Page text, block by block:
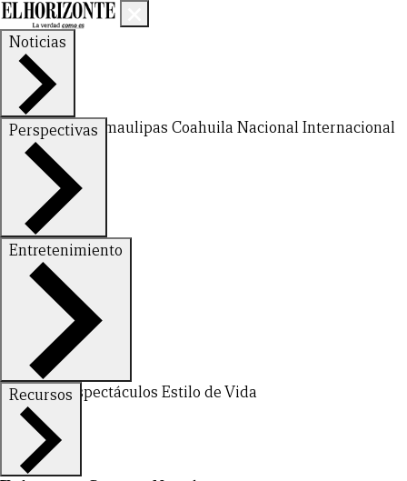
Noticias
Nuevo LeónTamaulipas Coahuila NacionalInternacional
Perspectivas
FinanzasOpinión
Entretenimiento
DeportesEspectáculos Estilo de Vida
Recursos